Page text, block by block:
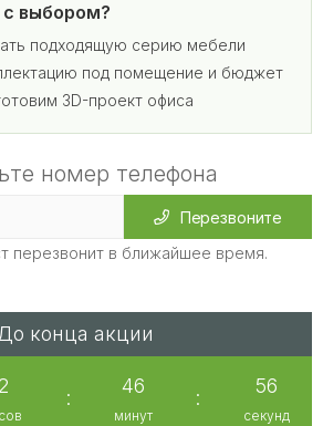
выбором?
подходящую серию мебели
под помещение и бюджет
3D-проект офиса
номер телефона
Перезвоните
перезвонит в ближайшее время.
конца акции
:
46
минут
:
55
секунд